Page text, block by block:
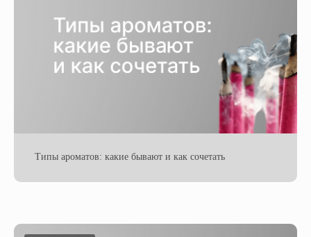
Типы ароматов: какие бывают и как сочетать